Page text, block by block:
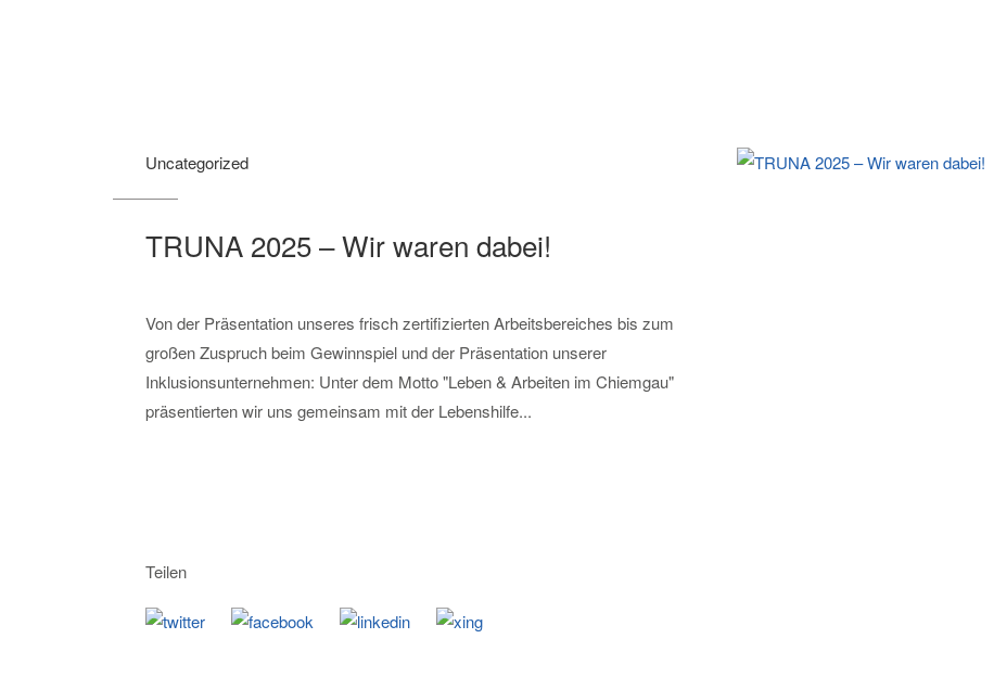
Uncategorized
TRUNA 2025 – Wir waren dabei!
Von der Präsentation unseres frisch zertifizierten Arbeitsbereiches bis zum
großen Zuspruch beim Gewinnspiel und der Präsentation unserer
Inklusionsunternehmen: Unter dem Motto "Leben & Arbeiten im Chiemgau"
präsentierten wir uns gemeinsam mit der Lebenshilfe...
Teilen